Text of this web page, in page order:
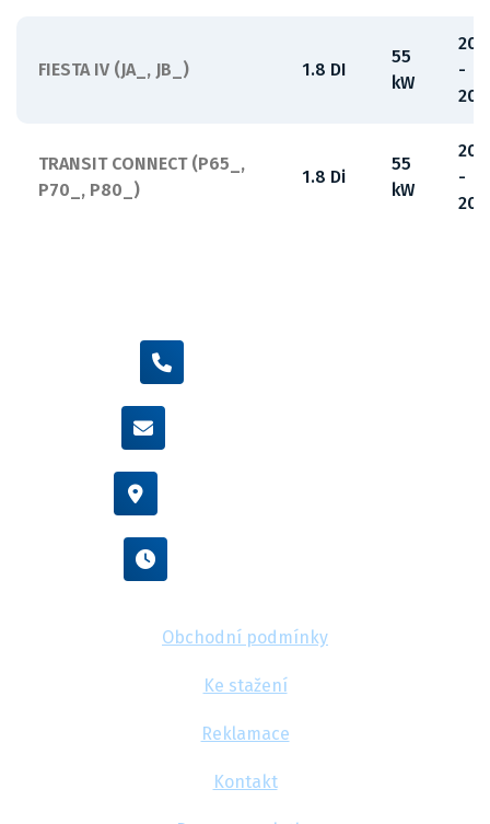
FIESTA IV (JA_, JB_) 1.8 DI
55
kW
-
TRANSIT CONNECT (P65_,
P70_, P80_)
1.8 Di
55
kW
-
Obchodní podmínky
Ke stažení
Reklamace
Kontakt